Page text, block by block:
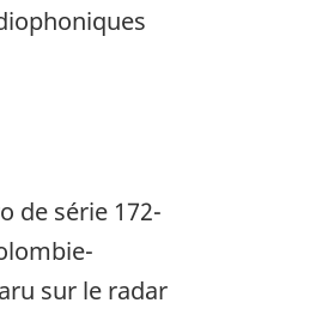
de série 172-
sur le radar